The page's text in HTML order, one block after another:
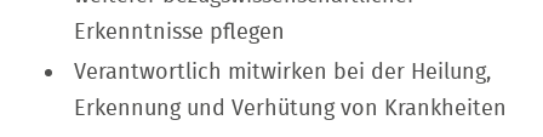
Erkenntnisse pflegen
Verantwortlich mitwirken bei der Heilung,
Erkennung und Verhütung von Krankheiten